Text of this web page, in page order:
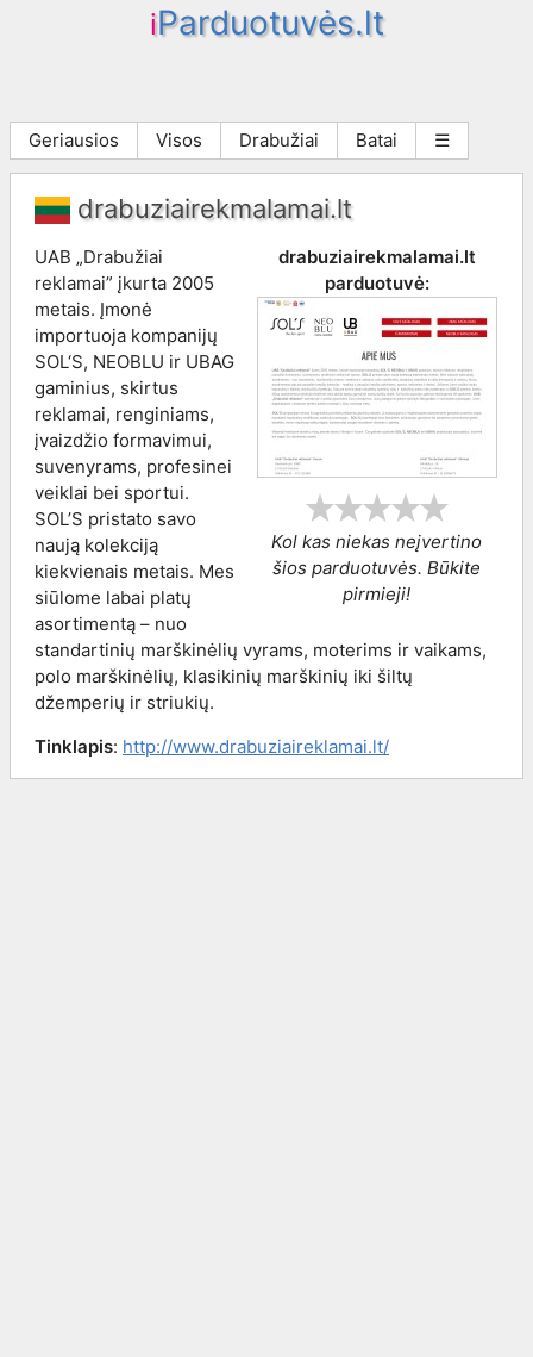
iParduotuvės.lt
Geriausios Visos Drabužiai Batai ☰
drabuziairekmalamai.lt
drabuziairekmalamai.lt
parduotuvė:
Kol kas niekas neįvertino
šios parduotuvės. Būkite
pirmieji!
UAB „Drabužiai
reklamai” įkurta 2005
metais. Įmonė
importuoja kompanijų
SOL‘S, NEOBLU ir UBAG
gaminius, skirtus
reklamai, renginiams,
įvaizdžio formavimui,
suvenyrams, profesinei
veiklai bei sportui.
SOL’S pristato savo
naują kolekciją
kiekvienais metais. Mes
siūlome labai platų
asortimentą – nuo
standartinių marškinėlių vyrams, moterims ir vaikams,
polo marškinėlių, klasikinių marškinių iki šiltų
džemperių ir striukių.
Tinklapis: http://www.drabuziaireklamai.lt/